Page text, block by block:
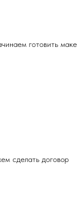
готовить
сделать договор